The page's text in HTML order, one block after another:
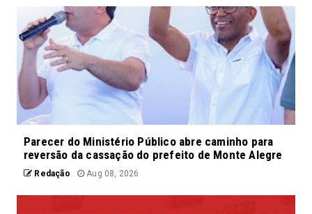
Parecer do Ministério Público abre caminho para
reversão da cassação do prefeito de Monte Alegre
Redação Aug 08, 2026